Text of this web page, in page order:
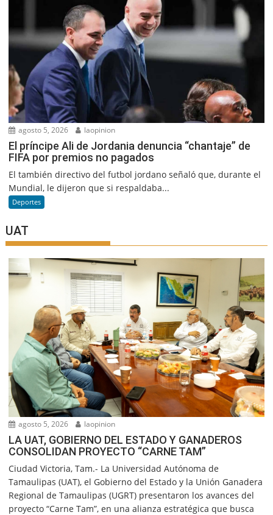
agosto 5, 2026 laopinion
El príncipe Ali de Jordania denuncia “chantaje” de
FIFA por premios no pagados
El también directivo del futbol jordano señaló que, durante el
Mundial, le dijeron que si respaldaba...
Deportes
UAT
agosto 5, 2026 laopinion
LA UAT, GOBIERNO DEL ESTADO Y GANADEROS
CONSOLIDAN PROYECTO “CARNE TAM”
Ciudad Victoria, Tam.- La Universidad Autónoma de
Tamaulipas (UAT), el Gobierno del Estado y la Unión Ganadera
Regional de Tamaulipas (UGRT) presentaron los avances del
proyecto “Carne Tam”, en una alianza estratégica que busca